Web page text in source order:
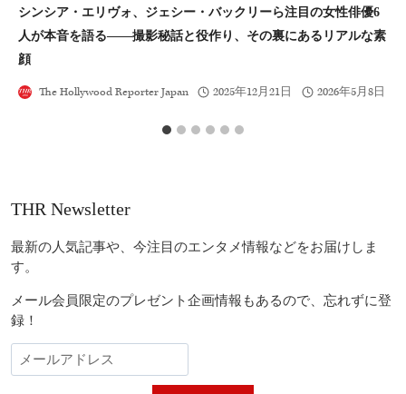
シンシア・エリヴォ、ジェシー・バックリーら注目の女性俳優6
人が本音を語る――撮影秘話と役作り、その裏にあるリアルな素
顔
The Hollywood Reporter Japan 2025年12月21日 2026年5月8日
THR Newsletter
最新の人気記事や、今注目のエンタメ情報などをお届けしま
す。
メール会員限定のプレゼント企画情報もあるので、忘れずに登
録！